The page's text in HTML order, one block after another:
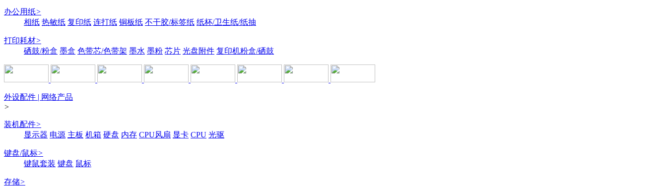
办公用纸>
相纸 热敏纸 复印纸 连打纸 铜板纸 不干胶/标签纸 纸杯/卫生纸/纸抽
打印耗材>
硒鼓/粉盒 墨盒 色带芯/色带架 墨水 墨粉 芯片 光盘附件 复印机粉盒/硒鼓
外设配件 | 网络产品
>
装机配件>
显示器 电源 主板 机箱 硬盘 内存 CPU风扇 显卡 CPU 光驱
键盘/鼠标>
键鼠套装 键盘 鼠标
存储>